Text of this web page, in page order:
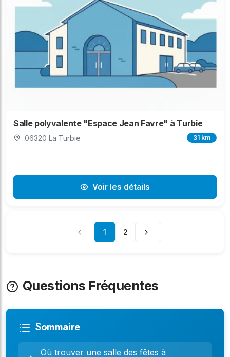
Salle polyvalente "Espace Jean Favre" à Turbie
06320 La Turbie 31 km
Voir les détails
1 2
Questions Fréquentes
Sommaire
Où trouver une salle des fêtes à